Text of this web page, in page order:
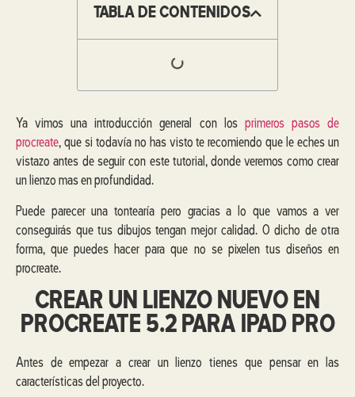
TABLA DE CONTENIDOS
Ya vimos una introducción general con los primeros pasos de
procreate, que si todavía no has visto te recomiendo que le eches un
vistazo antes de seguir con este tutorial, donde veremos como crear
un lienzo mas en profundidad.
Puede parecer una tontearía pero gracias a lo que vamos a ver
conseguirás que tus dibujos tengan mejor calidad. O dicho de otra
forma, que puedes hacer para que no se pixelen tus diseños en
procreate.
CREAR UN LIENZO NUEVO EN
PROCREATE 5.2 PARA IPAD PRO
Antes de empezar a crear un lienzo tienes que pensar en las
características del proyecto.